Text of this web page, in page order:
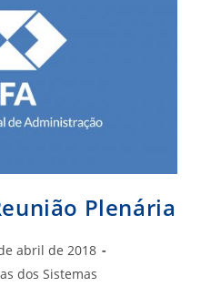
Plenária
abril de 2018
dos Sistemas